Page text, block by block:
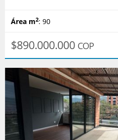
Área m2: 90
$890.000.000 COP